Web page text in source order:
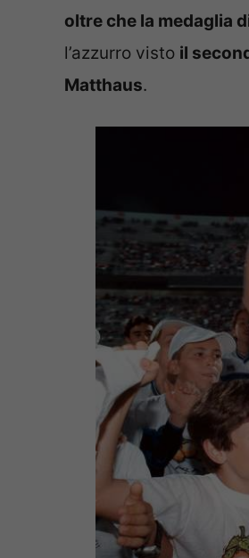
oltre che la medaglia
l’azzurro visto il
Matthaus.